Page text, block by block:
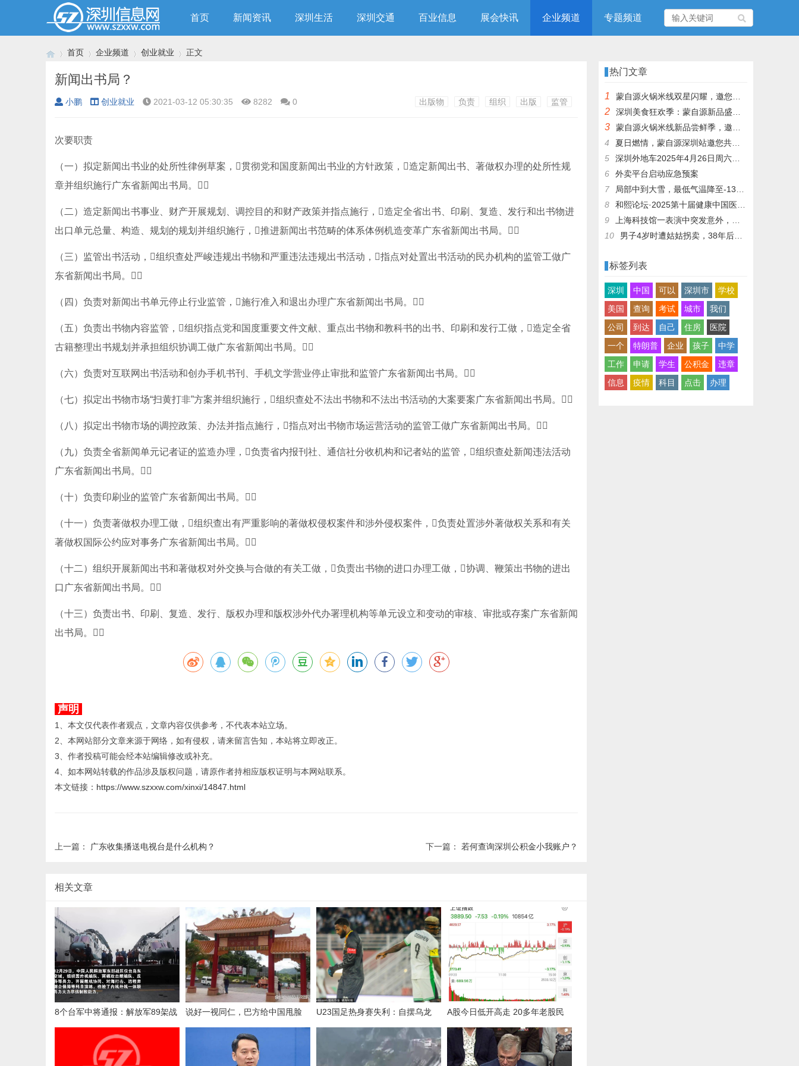
首页 新闻资讯 深圳生活 深圳交通 百业信息 展会快讯 企业频道 专题频道
›
首页 企业频道
›
创业就业
›
正文
新闻出书局？
小鹏 创业就业 2021-03-12 05:30:35 8282 0 出版物 负责 组织 出版 监管
次要职责
（一）拟定新闻出书业的处所性律例草案，贯彻党和国度新闻出书业的方针政策，造定新闻出书、著做权办理的处所性规
章并组织施行广东省新闻出书局。
（二）造定新闻出书事业、财产开展规划、调控目的和财产政策并指点施行，造定全省出书、印刷、复造、发行和出书物进
出口单元总量、构造、规划的规划并组织施行，推进新闻出书范畴的体系体例机造变革广东省新闻出书局。
（三）监管出书活动，组织查处严峻违规出书物和严重违法违规出书活动，指点对处置出书活动的民办机构的监管工做广
东省新闻出书局。
（四）负责对新闻出书单元停止行业监管，施行准入和退出办理广东省新闻出书局。
（五）负责出书物内容监管，组织指点党和国度重要文件文献、重点出书物和教科书的出书、印刷和发行工做，造定全省
古籍整理出书规划并承担组织协调工做广东省新闻出书局。
（六）负责对互联网出书活动和创办手机书刊、手机文学营业停止审批和监管广东省新闻出书局。
（七）拟定出书物市场“扫黄打非”方案并组织施行，组织查处不法出书物和不法出书活动的大案要案广东省新闻出书局。
（八）拟定出书物市场的调控政策、办法并指点施行，指点对出书物市场运营活动的监管工做广东省新闻出书局。
（九）负责全省新闻单元记者证的监造办理，负责省内报刊社、通信社分收机构和记者站的监管，组织查处新闻违法活动
广东省新闻出书局。
（十）负责印刷业的监管广东省新闻出书局。
（十一）负责著做权办理工做，组织查出有严重影响的著做权侵权案件和涉外侵权案件，负责处置涉外著做权关系和有关
著做权国际公约应对事务广东省新闻出书局。
（十二）组织开展新闻出书和著做权对外交换与合做的有关工做，负责出书物的进口办理工做，协调、鞭策出书物的进出
口广东省新闻出书局。
（十三）负责出书、印刷、复造、发行、版权办理和版权涉外代办署理机构等单元设立和变动的审核、审批或存案广东省新闻
出书局。
声明
1、本文仅代表作者观点，文章内容仅供参考，不代表本站立场。
2、本网站部分文章来源于网络，如有侵权，请来留言告知，本站将立即改正。
3、作者投稿可能会经本站编辑修改或补充。
4、如本网站转载的作品涉及版权问题，请原作者持相应版权证明与本网站联系。
本文链接： https://www.szxxw.com/xinxi/14847.html
上一篇： 广东收集播送电视台是什么机构？ 下一篇： 若何查询深圳公积金小我账户？
相关文章
8个台军中将通报：解放军89架战
说好一视同仁，巴方给中国甩脸
子，罕见暴力行动，震惊了两国高
U23国足热身赛失利：自摆乌龙
球，备战亚洲杯的挑战与机遇
A股今日低开高走 20多年老股民
谈心得：急跌可加仓
热门文章
1 蒙自源火锅米线双星闪耀，邀您共享辣爽夏日盛宴！
2 深圳美食狂欢季：蒙自源新品盛宴邀您品尝
3
蒙自源火锅米线新品尝鲜季，邀您共享味蕾盛宴！
4
夏日燃情，蒙自源深圳站邀您共赴美食盛宴！
5
深圳外地车2025年4月26日周六限行吗
6
外卖平台启动应急预案
7
局部中到大雪，最低气温降至-13℃，济南今冬的第一场雪，或跟去年同一时间！
8
和熙论坛·2025第十届健康中国医药连锁发展论坛在泰州举办
9
上海科技馆一表演中突发意外，机器人从高处坠落摔毁
10
男子4岁时遭姑姑拐卖，38年后终回家认亲！聋哑父母苦寻多年，母亲已抱憾离世丨红星寻人
标签列表
深圳 中国 可以 深圳市
学校
美国
查询 考试 城市
我们
公司
到达 自己 住房
医院
一个
特朗普 企业 孩子
中学
工作
申请 学生 公积金
违章
信息
疫情 科目 点击 办理